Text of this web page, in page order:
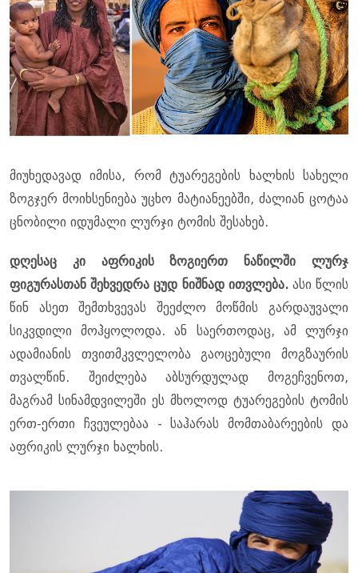
მიუხედავად იმისა, რომ ტუარეგების ხალხის სახელი
ზოგჯერ მოიხსენიება უცხო მატიანეებში, ძალიან ცოტაა
ცნობილი იდუმალი ლურჯი ტომის შესახებ.
დღესაც კი აფრიკის ზოგიერთ ნაწილში ლურჯ
ფიგურასთან შეხვედრა ცუდ ნიშნად ითვლება.ასი წლის
წინ ასეთ შემთხვევას შეეძლო მოწმის გარდაუვალი
სიკვდილი მოჰყოლოდა. ან საერთოდაც, ამ ლურჯი
ადამიანის თვითმკვლელობა გაოცებული მოგზაურის
თვალწინ. შეიძლება აბსურდულად მოგეჩვენოთ,
მაგრამ სინამდვილეში ეს მხოლოდ ტუარეგების ტომის
ერთ-ერთი ჩვეულებაა - საჰარას მომთაბარეების და
აფრიკის ლურჯი ხალხის.